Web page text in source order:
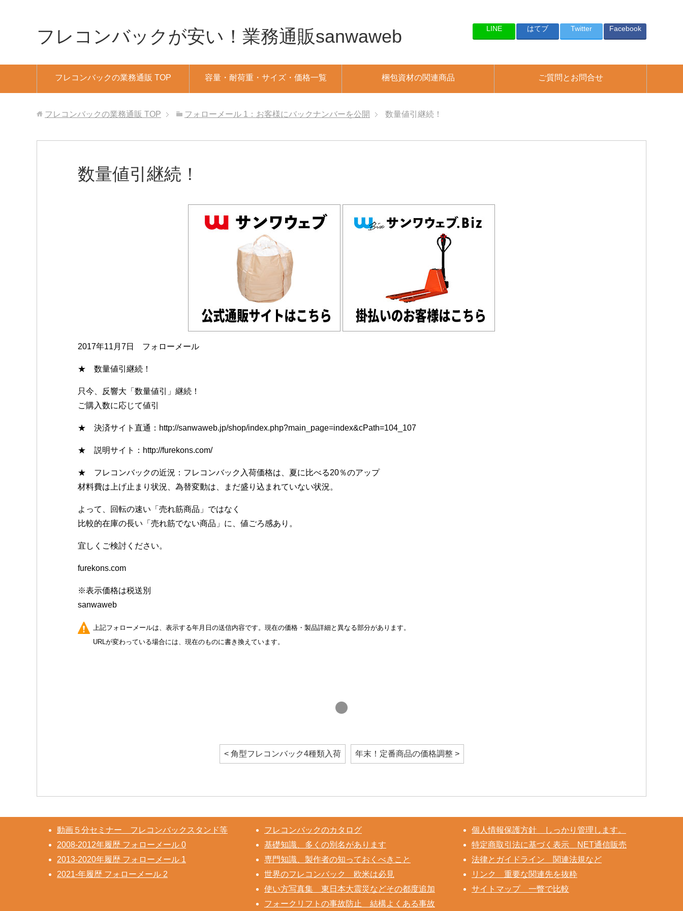
フレコンバックが安い！業務通販sanwaweb Facebook
Twitter
はてブ
LINE
フレコンバックの業務通販 TOP 容量・耐荷重・サイズ・価格一覧 梱包資材の関連商品 ご質問とお問合せ
フレコンバックの業務通販 TOP フォローメール 1：お客様にバックナンバーを公開 数量値引継続！
数量値引継続！
2017年11月7日 フォローメール
★ 数量値引継続！
只今、反響大「数量値引」継続！
ご購入数に応じて値引
★ 決済サイト直通：http://sanwaweb.jp/shop/index.php?main_page=index&cPath=104_107
★ 説明サイト：http://furekons.com/
★ フレコンバックの近況：フレコンバック入荷価格は、夏に比べる20％のアップ
材料費は上げ止まり状況、為替変動は、まだ盛り込まれていない状況。
よって、回転の速い「売れ筋商品」ではなく
比較的在庫の長い「売れ筋でない商品」に、値ごろ感あり。
宜しくご検討ください。
furekons.com
※表示価格は税送別
sanwaweb
上記フォローメールは、表示する年月日の送信内容です。現在の価格・製品詳細と異なる部分があります。
URLが変わっている場合には、現在のものに書き換えています。
< 角型フレコンバック4種類入荷 年末！定番商品の価格調整 >
動画５分セミナー フレコンバックスタンド等
2008-2012年履歴 フォローメール 0
2013-2020年履歴 フォローメール 1
2021-年履歴 フォローメール 2
フレコンバックのカタログ
基礎知識、多くの別名があります
専門知識、製作者の知っておくべきこと
世界のフレコンバック 欧米は必見
使い方写真集 東日本大震災などその都度追加
フォークリフトの事故防止 結構よくある事故
個人情報保護方針 しっかり管理します。
特定商取引法に基づく表示 NET通信販売
法律とガイドライン 関連法規など
リンク 重要な関連先を抜粋
サイトマップ 一瞥で比較